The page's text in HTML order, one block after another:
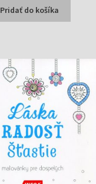
bola:
3,99 €.
je:
3,79 €.
Pridať do košíka